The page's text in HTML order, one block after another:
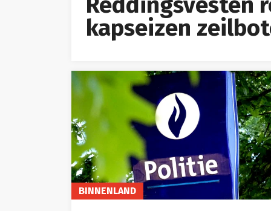
kapseizen
BINNENLAND